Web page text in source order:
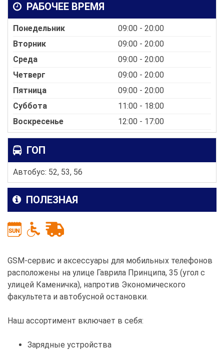
РАБОЧЕЕ ВРЕМЯ
Понедельник
09:00 - 20:00
Вторник
09:00 - 20:00
Среда
09:00 - 20:00
Четверг
09:00 - 20:00
Пятница
09:00 - 20:00
Суббота
11:00 - 18:00
Воскресенье
12:00 - 17:00
ГОП
Автобус: 52, 53, 56
ПОЛЕЗНАЯ
GSM-сервис и аксессуары для мобильных телефонов
расположены на улице Гаврила Принципа, 35 (угол с
улицей Каменичка), напротив Экономического
факультета и автобусной остановки.
Наш ассортимент включает в себя:
Зарядные устройства